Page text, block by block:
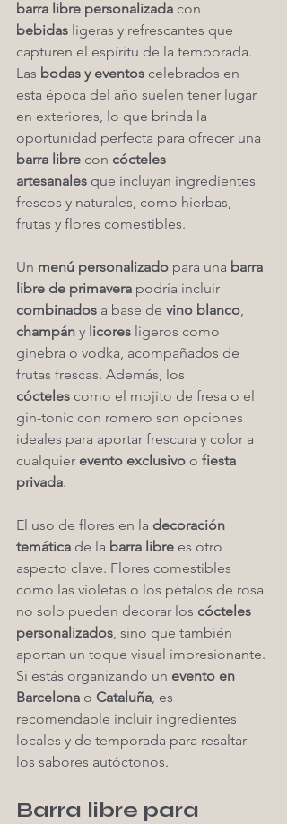
barra libre personalizada con
bebidas ligeras y refrescantes que
capturen el espíritu de la temporada.
Las bodas y eventos celebrados en
esta época del año suelen tener lugar
en exteriores, lo que brinda la
oportunidad perfecta para ofrecer una
barra libre con cócteles
artesanales que incluyan ingredientes
frescos y naturales, como hierbas,
frutas y flores comestibles.
Un menú personalizado para una barra
libre de primavera podría incluir
combinados a base de vino blanco,
champán y licores ligeros como
ginebra o vodka, acompañados de
frutas frescas. Además, los
cócteles como el mojito de fresa o el
gin-tonic con romero son opciones
ideales para aportar frescura y color a
cualquier evento exclusivo o fiesta
privada.
El uso de flores en la decoración
temática de la barra libre es otro
aspecto clave. Flores comestibles
como las violetas o los pétalos de rosa
no solo pueden decorar los cócteles
personalizados, sino que también
aportan un toque visual impresionante.
Si estás organizando un evento en
Barcelona o Cataluña, es
recomendable incluir ingredientes
locales y de temporada para resaltar
los sabores autóctonos.
Barra libre para